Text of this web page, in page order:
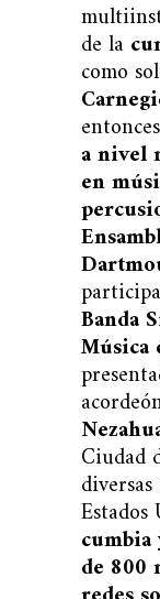
de la
como
a nivel
en
Banda
Música
Ciudad
cumbia
de 800